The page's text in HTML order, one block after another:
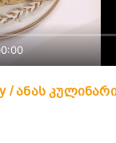
/ ანას